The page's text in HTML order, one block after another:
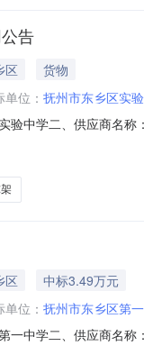
告
区
货物
位： 抚州市东乡区实
验中学二、供应商名
鑫达园
区
中标3.49万元
位： 抚州市东乡区第
一中学二、供应商名